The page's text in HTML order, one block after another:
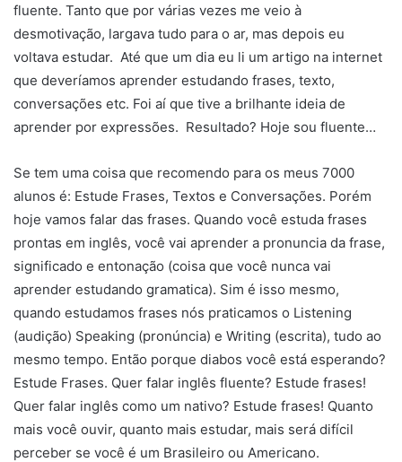
fluente. Tanto que por várias vezes me veio à
desmotivação, largava tudo para o ar, mas depois eu
voltava estudar. Até que um dia eu li um artigo na internet
que deveríamos aprender estudando frases, texto,
conversações etc. Foi aí que tive a brilhante ideia de
aprender por expressões. Resultado? Hoje sou fluente…
Se tem uma coisa que recomendo para os meus 7000
alunos é: Estude Frases, Textos e Conversações. Porém
hoje vamos falar das frases. Quando você estuda frases
prontas em inglês, você vai aprender a pronuncia da frase,
significado e entonação (coisa que você nunca vai
aprender estudando gramatica). Sim é isso mesmo,
quando estudamos frases nós praticamos o Listening
(audição) Speaking (pronúncia) e Writing (escrita), tudo ao
mesmo tempo. Então porque diabos você está esperando?
Estude Frases. Quer falar inglês fluente? Estude frases!
Quer falar inglês como um nativo? Estude frases! Quanto
mais você ouvir, quanto mais estudar, mais será difícil
perceber se você é um Brasileiro ou Americano.